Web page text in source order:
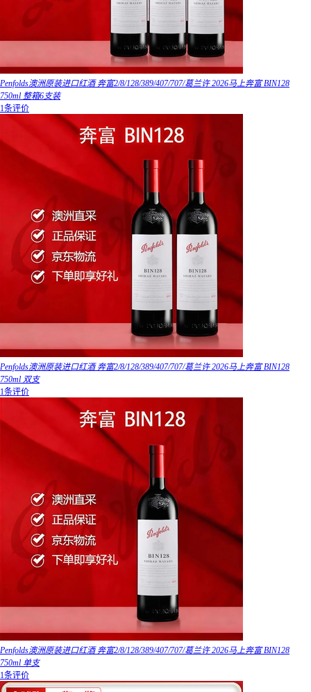
Penfolds澳洲原装进口红酒 奔富2/8/128/389/407/707/葛兰许 2026马上奔富 BIN128
750ml 整箱6支装
1条评价
Penfolds澳洲原装进口红酒 奔富2/8/128/389/407/707/葛兰许 2026马上奔富 BIN128
750ml 双支
1条评价
Penfolds澳洲原装进口红酒 奔富2/8/128/389/407/707/葛兰许 2026马上奔富 BIN128
750ml 单支
1条评价